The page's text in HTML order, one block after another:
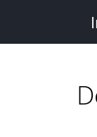
contenido